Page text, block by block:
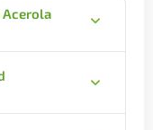
Acerola
125 mg
hodnoty